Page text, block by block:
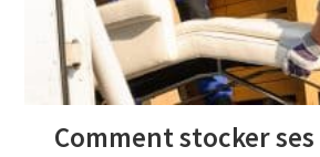
Comment stocker